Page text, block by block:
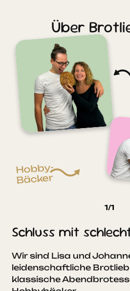
Über
Hobby-
Bäcker
Schluss mit
Wir sind Lisa und
leidenschaftliche
klassische
1/1